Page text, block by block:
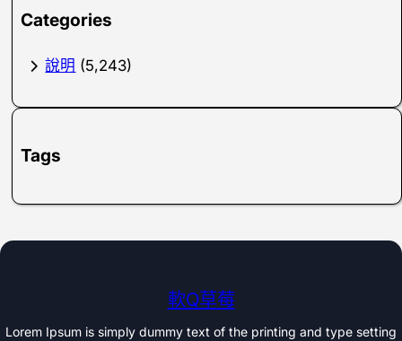
Categories
說明 (5,243)
Tags
軟Q草莓
Lorem Ipsum is simply dummy text of the printing and type setting